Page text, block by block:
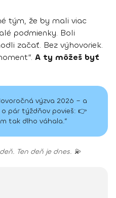
tým, že by mali viac
podmienky. Boli
začať. Bez výhovoriek.
A ty môžeš byť
výzva 2026 – a
pár týždňov povieš: 👉
tak dlho váhala.“
Ten deň je dnes. 💫